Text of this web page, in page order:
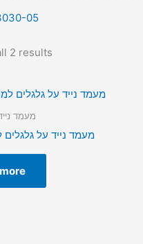
05
2 results
מעמד
מעמד נייד על